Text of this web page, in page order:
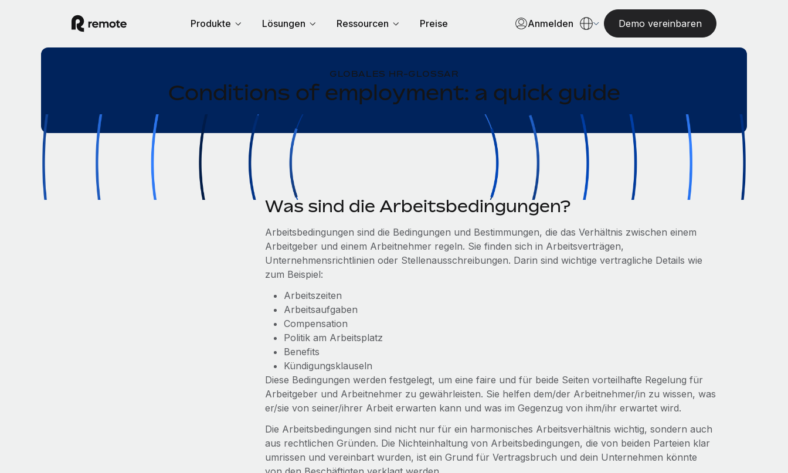
Produkte Lösungen Ressourcen Preise Anmelden Demo vereinbaren
GLOBALES HR-GLOSSAR
Conditions of employment: a quick guide
Was sind die Arbeitsbedingungen?
Arbeitsbedingungen sind die Bedingungen und Bestimmungen, die das Verhältnis zwischen einem
Arbeitgeber und einem Arbeitnehmer regeln. Sie finden sich in Arbeitsverträgen,
Unternehmensrichtlinien oder Stellenausschreibungen. Darin sind wichtige vertragliche Details wie
zum Beispiel:
Arbeitszeiten
Arbeitsaufgaben
Compensation
Politik am Arbeitsplatz
Benefits
Kündigungsklauseln
Diese Bedingungen werden festgelegt, um eine faire und für beide Seiten vorteilhafte Regelung für
Arbeitgeber und Arbeitnehmer zu gewährleisten. Sie helfen dem/der Arbeitnehmer/in zu wissen, was
er/sie von seiner/ihrer Arbeit erwarten kann und was im Gegenzug von ihm/ihr erwartet wird.
Die Arbeitsbedingungen sind nicht nur für ein harmonisches Arbeitsverhältnis wichtig, sondern auch
aus rechtlichen Gründen. Die Nichteinhaltung von Arbeitsbedingungen, die von beiden Parteien klar
umrissen und vereinbart wurden, ist ein Grund für Vertragsbruch und dein Unternehmen könnte